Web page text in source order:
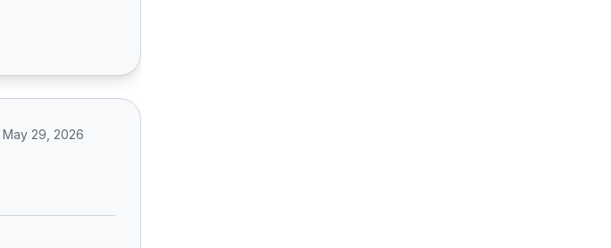
May 29, 2026